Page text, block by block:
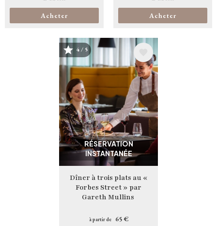
Acheter Acheter
RÉSERVATION
INSTANTANÉE
Image
4 / 5
Dîner à trois plats au «
Forbes Street » par
Gareth Mullins
à partir de
65 €